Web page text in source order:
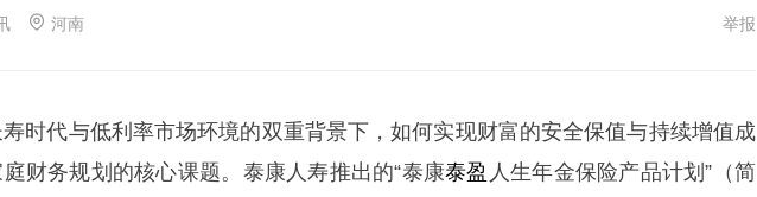
河南 举报
时代与低利率市场环境的双重背景下，如何实现财富的安全保值与持续增值成
庭财务规划的核心课题。泰康人寿推出的“泰康泰盈 人生年金保险产品计划”（简